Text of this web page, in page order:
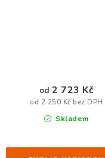
Skladem
od 2 250 Kč bez DPH
od 2 723 Kč